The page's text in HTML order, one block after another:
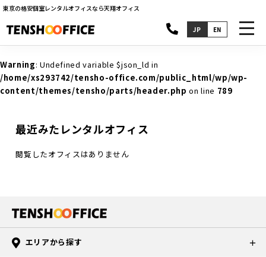
Warning: Undefined variable $json_ld in
/home/xs293742/tensho-office.com/public_html/wp/wp-
content/themes/tensho/parts/header.php on line 789
東京の格安個室レンタルオフィスなら天翔オフィス
JP EN
最近みたレンタルオフィス
閲覧したオフィスはありません
エリアから探す